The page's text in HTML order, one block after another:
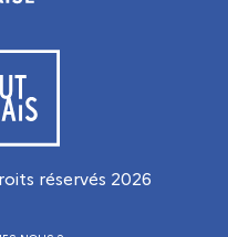
français
réservés 2026